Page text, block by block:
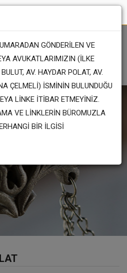
GÖNDERİLEN VE
AVUKATLARIMIZIN (İLKE
AV. HAYDAR POLAT, AV.
ÇELMELİ) İSMİNİN BULUNDUĞU
LİNKE İTİBAR ETMEYİNİZ.
VE LİNKLERİN BÜROMUZLA
BİR İLGİSİ